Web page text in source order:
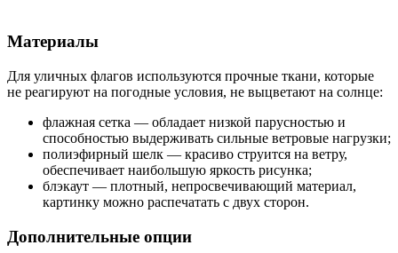
Материалы
Для уличных флагов используются прочные ткани, которые
не реагируют на погодные условия, не выцветают на солнце:
флажная сетка — обладает низкой парусностью и
способностью выдерживать сильные ветровые нагрузки;
полиэфирный шелк — красиво струится на ветру,
обеспечивает наибольшую яркость рисунка;
блэкаут — плотный, непросвечивающий материал,
картинку можно распечатать с двух сторон.
Дополнительные опции